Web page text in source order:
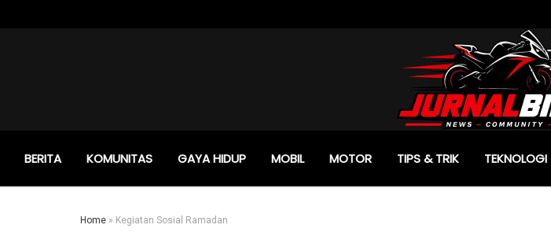
BERITA KOMUNITAS GAYA HIDUP MOBIL MOTOR TIPS & TRIK TEKNOLOGI
Home » Kegiatan Sosial Ramadan